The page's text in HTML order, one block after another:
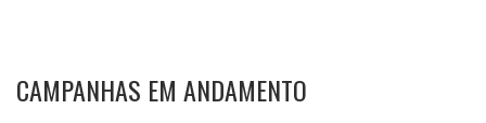
CAMPANHAS EM ANDAMENTO